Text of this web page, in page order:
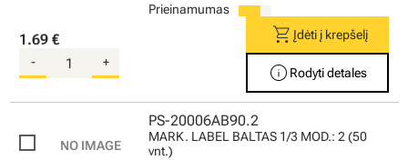
Prieinamumas
1.69 €
- +
shopping_cartĮdėti į krepšelį
info Rodyti detales
PS-20006AB90.2
MARK. LABEL BALTAS 1/3 MOD.: 2 (50
vnt.)